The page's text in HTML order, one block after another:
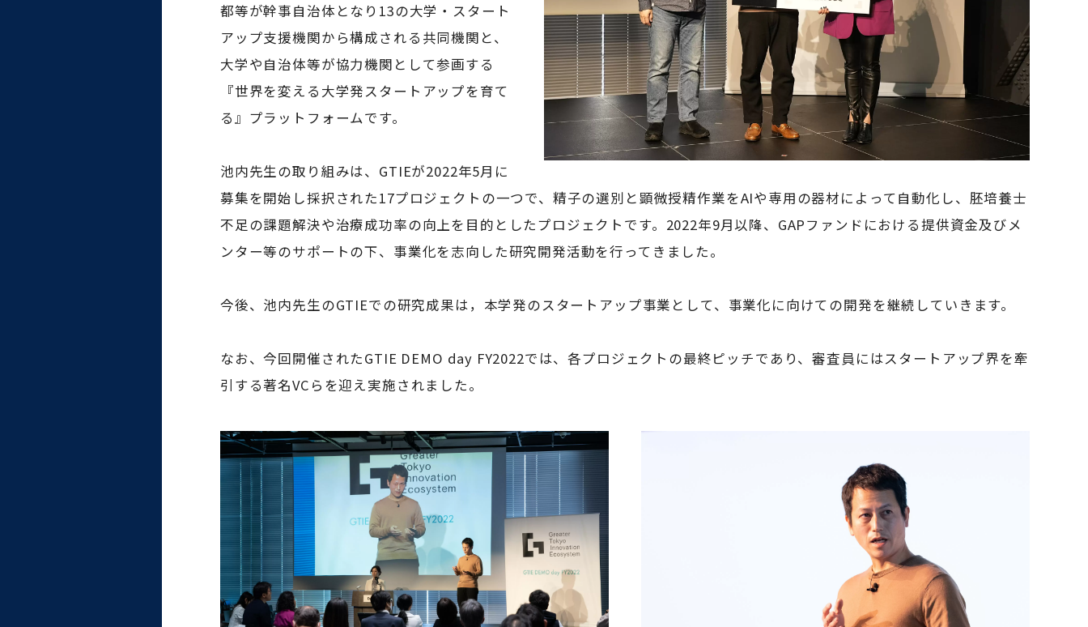
統合研究機構・統合イノベ
統合情報機構（図書館部
門・ITセキュリティ部門）
学生支援・保健管理機構
都等が幹事自治体となり13の大学・スタート
アップ支援機関から構成される共同機関と、
大学や自治体等が協力機関として参画する
『世界を変える大学発スタートアップを育て
る』プラットフォームです。
池内先生の取り組みは、GTIEが2022年5月に
募集を開始し採択された17プロジェクトの一つで、精子の選別と顕微授精作業をAIや専用の器材によって自動化し、胚培養士
不足の課題解決や治療成功率の向上を目的としたプロジェクトです。2022年9月以降、GAPファンドにおける提供資金及びメ
ンター等のサポートの下、事業化を志向した研究開発活動を行ってきました。
今後、池内先生のGTIEでの研究成果は，本学発のスタートアップ事業として、事業化に向けての開発を継続していきます。
なお、今回開催されたGTIE DEMO day FY2022では、各プロジェクトの最終ピッチであり、審査員にはスタートアップ界を牽
引する著名VCらを迎え実施されました。